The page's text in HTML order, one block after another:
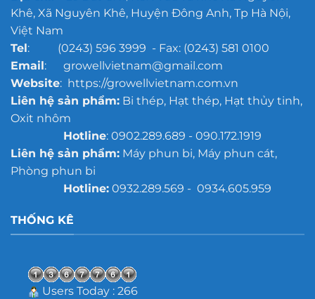
Khê, Xã Nguyên Khê, Huyện Đông Anh, Tp Hà Nội,
Việt Nam
Tel: (0243) 596 3999 - Fax: (0243) 581 0100
Email: growellvietnam@gmail.com
Website: https://growellvietnam.com.vn
Liên hệ sản phẩm:Bi thép, Hạt thép, Hạt thủy tinh,
Oxit nhôm
Hotline: 0902.289.689 - 090.172.1919
Liên hệ sản phẩm:Máy phun bi, Máy phun cát,
Phòng phun bi
Hotline:0932.289.569 - 0934.605.959
THỐNG KÊ
Users Today : 266